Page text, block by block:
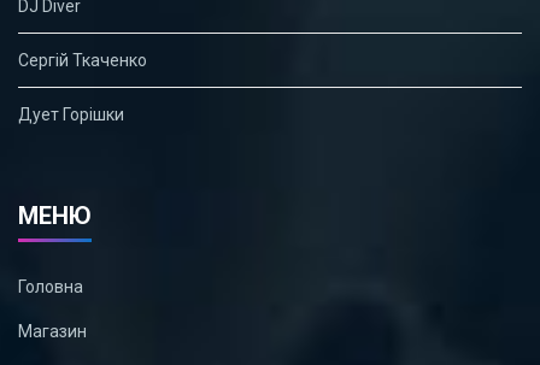
DJ Diver
Сергій Ткаченко
Дует Горішки
МЕНЮ
Головна
Магазин